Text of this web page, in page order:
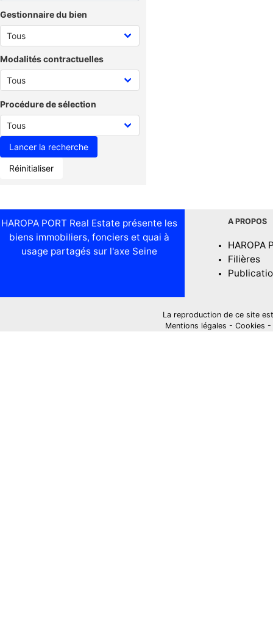
Gestionnaire du bien
Modalités contractuelles
Procédure de sélection
Réinitialiser
HAROPA PORT Real Estate présente les
biens immobiliers, fonciers et quai à
usage partagés sur l'axe Seine
A PROPOS
HAROPA
Filières
La reproduction de ce site
Mentions légales - Cookies -